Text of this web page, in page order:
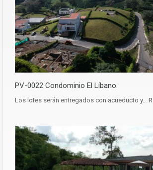
PV-0022 Condominio El Líbano.
Los lotes serán entregados con acueducto y…